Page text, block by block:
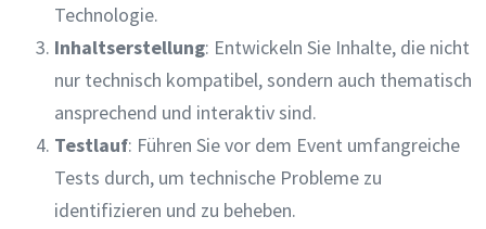
Technologie.
Inhaltserstellung: Entwickeln Sie Inhalte, die nicht
nur technisch kompatibel, sondern auch thematisch
ansprechend und interaktiv sind.
Testlauf: Führen Sie vor dem Event umfangreiche
Tests durch, um technische Probleme zu
identifizieren und zu beheben.